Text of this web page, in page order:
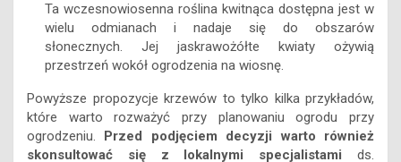
Ta wczesnowiosenna roślina kwitnąca dostępna jest w
wielu odmianach i nadaje się do obszarów
słonecznych. Jej jaskrawożółte kwiaty ożywią
przestrzeń wokół ogrodzenia na wiosnę.
Powyższe propozycje krzewów to tylko kilka przykładów,
które warto rozważyć przy planowaniu ogrodu przy
ogrodzeniu. Przed podjęciem decyzji warto również
skonsultować się z lokalnymi specjalistami ds.